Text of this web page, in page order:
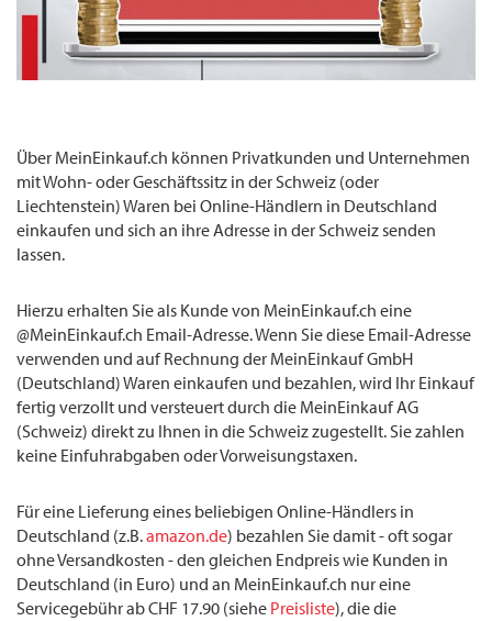
Über MeinEinkauf.ch können Privatkunden und Unternehmen
mit Wohn- oder Geschäftssitz in der Schweiz (oder
Liechtenstein) Waren bei Online-Händlern in Deutschland
einkaufen und sich an ihre Adresse in der Schweiz senden
lassen.
Hierzu erhalten Sie als Kunde von MeinEinkauf.ch eine
@MeinEinkauf.ch Email-Adresse. Wenn Sie diese Email-Adresse
verwenden und auf Rechnung der MeinEinkauf GmbH
(Deutschland) Waren einkaufen und bezahlen, wird Ihr Einkauf
fertig verzollt und versteuert durch die MeinEinkauf AG
(Schweiz) direkt zu Ihnen in die Schweiz zugestellt. Sie zahlen
keine Einfuhrabgaben oder Vorweisungstaxen.
Für eine Lieferung eines beliebigen Online-Händlers in
Deutschland (z.B.amazon.de) bezahlen Sie damit - oft sogar
ohne Versandkosten - den gleichen Endpreis wie Kunden in
Deutschland (in Euro) und an MeinEinkauf.ch nur eine
Servicegebühr ab CHF 17.90 (siehe Preisliste), die die